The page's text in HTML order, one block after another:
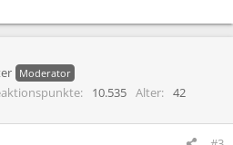
Moderator
10.535 Alter
42